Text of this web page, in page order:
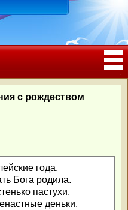
РОЖДЕНИЯ, ЮБИЛЕЕМ
с рождеством
года,
Бога родила.
пастухи,
деньки.